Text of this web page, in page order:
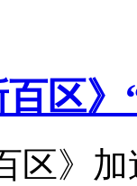
百区
区》